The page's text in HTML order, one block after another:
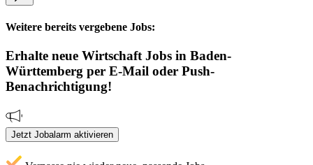
Weitere bereits vergebene Jobs:
Erhalte neue Wirtschaft Jobs in Baden-
Württemberg per E-Mail oder Push-
Benachrichtigung!
Jetzt Jobalarm aktivieren